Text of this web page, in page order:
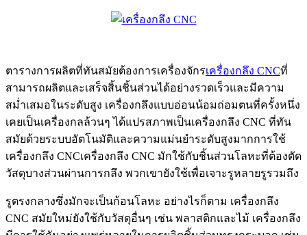
ตารางการผลิตที่ทันสมัยต้องการเครื่องจักรเครื่องกลึง CNCที่
สามารถผลิตและเสร็จสิ้นชิ้นส่วนได้อย่างรวดเร็วและมีความ
สม่ำเสมอในระดับสูง เครื่องกลึงแบบอ่อนน้อมถ่อมตนที่ครั้งหนึ่ง
เคยเป็นเครื่องกลล้วนๆ ได้แปรสภาพเป็นเครื่องกลึง CNC ที่ทัน
สมัยด้วยระบบอัตโนมัติและความแม่นยำระดับสูงมากการใช้
เครื่องกลึง CNCเครื่องกลึง CNC มักใช้กับชิ้นส่วนโลหะที่ต้องตัด
วัสดุบางส่วนผ่านการกลึง พวกเขายังใช้เพื่อเจาะรูหลายรูรวมถึง
รูตรงกลางซึ่งมักจะเป็นก้อนโลหะ อย่างไรก็ตาม เครื่องกลึง
CNC สมัยใหม่ยังใช้กับวัสดุอื่นๆ เช่น พลาสติกและไม้ เครื่องกลึง